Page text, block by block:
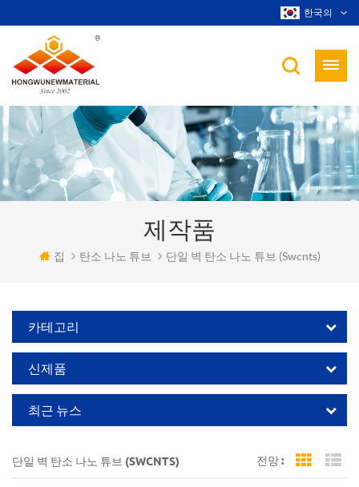
한국의
제작품
집 탄소 나노 튜브 단일 벽 탄소 나노 튜브 (swcnts)
카테고리
신제품
최근 뉴스
단일 벽 탄소 나노 튜브 (SWCNTS) 전망 : Grid